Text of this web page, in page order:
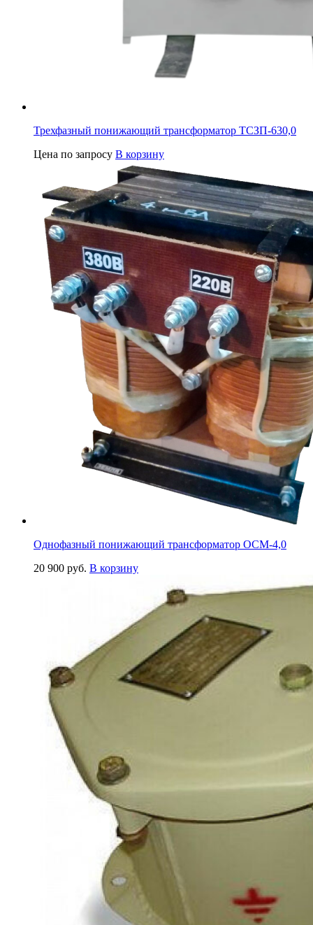
Трехфазный понижающий трансформатор ТСЗП-630,0
Цена по запросу В корзину
Однофазный понижающий трансформатор ОСМ-4,0
20 900 руб. В корзину